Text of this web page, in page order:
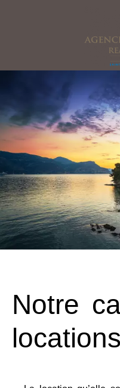
Notre
locations